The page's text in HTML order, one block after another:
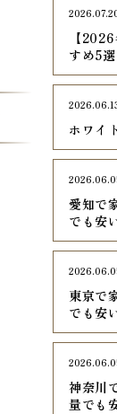
【
すめ5選
ホワイ
愛知で
でも安
東京で
でも安
神奈川
量でも